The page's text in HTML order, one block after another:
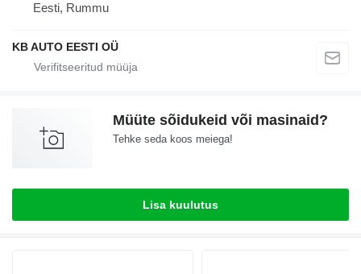
Eesti, Rummu
KB AUTO EESTI OÜ
Müüte sõidukeid või masinaid?
Tehke seda koos meiega!
Lisa kuulutus